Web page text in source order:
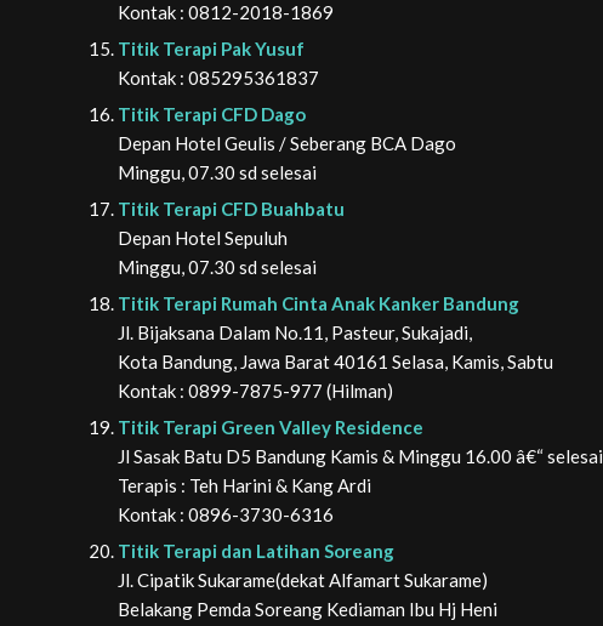
Kontak : 0812-2018-1869
Titik Terapi Pak Yusuf
Kontak : 085295361837
Titik Terapi CFD Dago
Depan Hotel Geulis / Seberang BCA Dago
Minggu, 07.30 sd selesai
Titik Terapi CFD Buahbatu
Depan Hotel Sepuluh
Minggu, 07.30 sd selesai
Titik Terapi Rumah Cinta Anak Kanker Bandung
Jl. Bijaksana Dalam No.11, Pasteur, Sukajadi,
Kota Bandung, Jawa Barat 40161 Selasa, Kamis, Sabtu
Kontak : 0899-7875-977 (Hilman)
Titik Terapi Green Valley Residence
Jl Sasak Batu D5 Bandung Kamis & Minggu 16.00 â€“ selesai
Terapis : Teh Harini & Kang Ardi
Kontak : 0896-3730-6316
Titik Terapi dan Latihan Soreang
Jl. Cipatik Sukarame(dekat Alfamart Sukarame)
Belakang Pemda Soreang Kediaman Ibu Hj Heni